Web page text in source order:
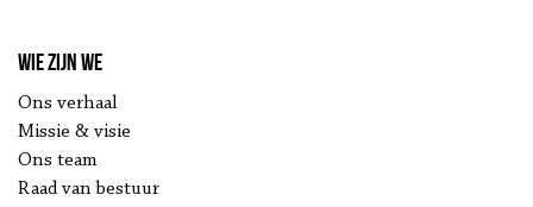
Wie zijn we
Ons verhaal
Missie & visie
Ons team
Raad van bestuur